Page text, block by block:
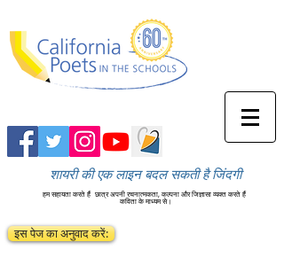
शायरी की एक लाइन बदल सकती है जिंदगी
हम सहायता करते हैं छात्र अपनी रचनात्मकता, कल्पना और जिज्ञासा व्यक्त करते हैं
कविता के माध्यम से।
इस पेज का अनुवाद करें: